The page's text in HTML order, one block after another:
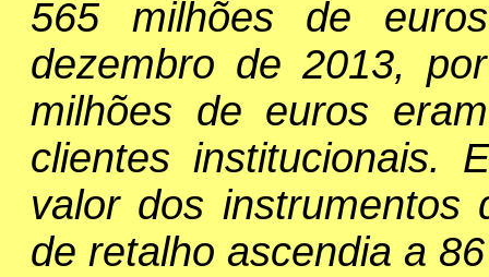
565 milhões de
dezembro de 2013,
milhões de euros
clientes institucionais.
valor dos instrumentos
de retalho ascendia a